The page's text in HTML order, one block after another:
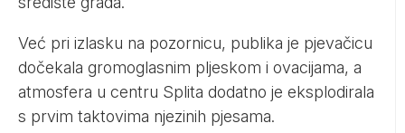
Već pri izlasku na pozornicu, publika je pjevačicu
dočekala gromoglasnim pljeskom i ovacijama, a
atmosfera u centru Splita dodatno je eksplodirala
s prvim taktovima njezinih pjesama.